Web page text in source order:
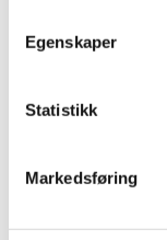
Egenskaper
Statistikk
Markedsføring